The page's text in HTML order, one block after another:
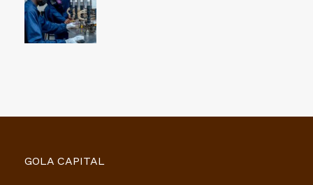
GOLA CAPITAL